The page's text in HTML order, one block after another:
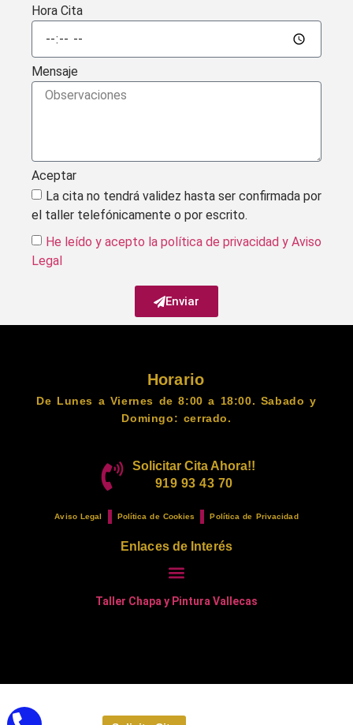
Hora Cita
Mensaje
Aceptar
La cita no tendrá validez hasta ser confirmada por
el taller telefónicamente o por escrito.
He leído y acepto la política de privacidad y Aviso
Legal
Enviar
Horario
De Lunes a Viernes de 8:00 a 18:00. Sabado y
Domingo: cerrado.
Solicitar Cita Ahora!!
919 93 43 70
Aviso Legal Política de Cookies Política de Privacidad
Enlaces de Interés
Taller Chapa y Pintura Vallecas